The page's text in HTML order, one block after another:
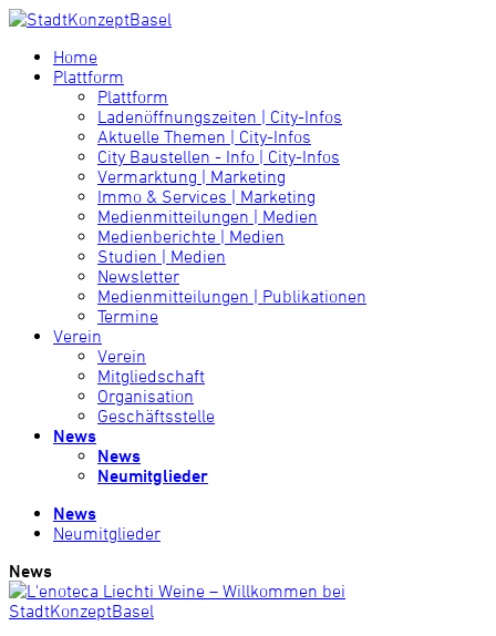
Home
Plattform
Plattform
Ladenöffnungszeiten | City-Infos
Aktuelle Themen | City-Infos
City Baustellen - Info | City-Infos
Vermarktung | Marketing
Immo & Services | Marketing
Medienmitteilungen | Medien
Medienberichte | Medien
Studien | Medien
Newsletter
Medienmitteilungen | Publikationen
Termine
Verein
Verein
Mitgliedschaft
Organisation
Geschäftsstelle
News
News
Neumitglieder
News
Neumitglieder
News